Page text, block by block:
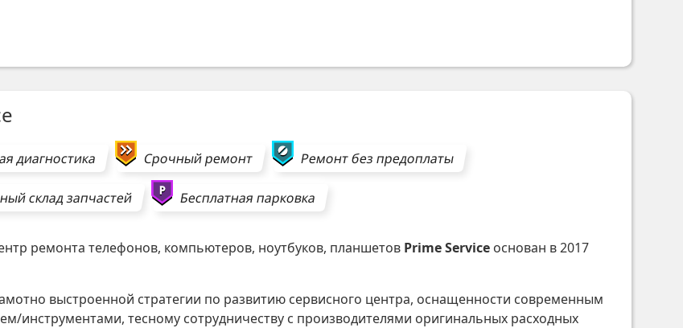
диагностика Срочный ремонт Ремонт без предоплаты
склад запчастей Бесплатная парковка
ремонта телефонов, компьютеров, ноутбуков, планшетов Prime Service основан в 2017
выстроенной стратегии по развитию сервисного центра, оснащенности современным
инструментами, тесному сотрудничеству с производителями оригинальных расходных